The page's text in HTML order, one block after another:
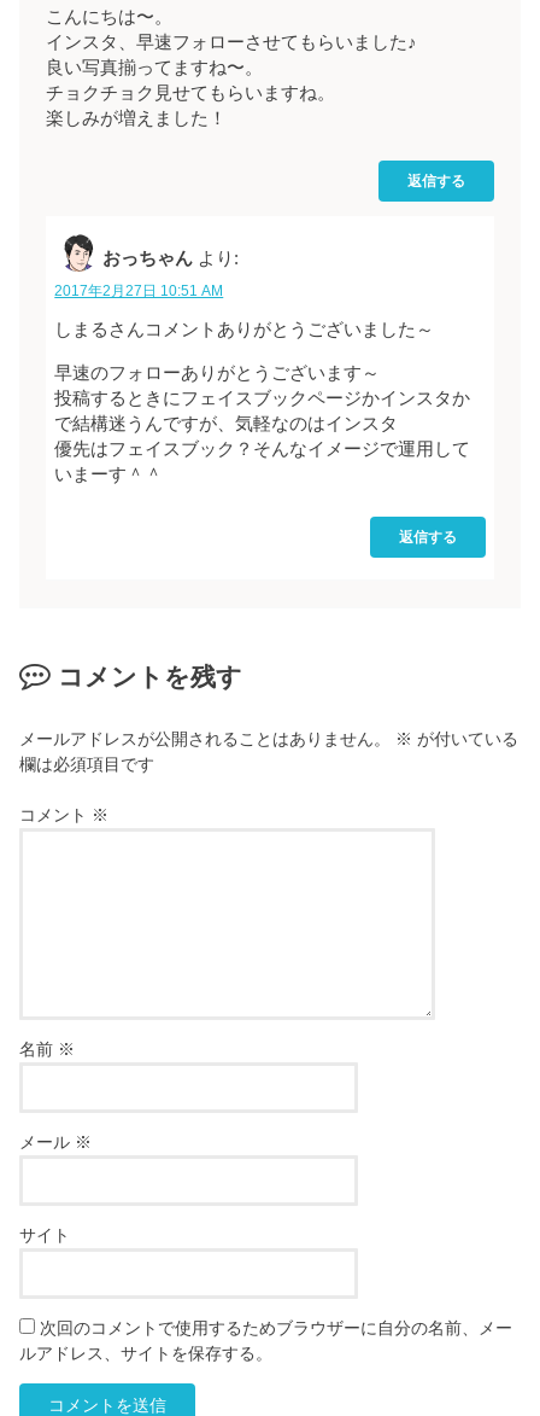
こんにちは〜。
インスタ、早速フォローさせてもらいました♪
良い写真揃ってますね〜。
チョクチョク見せてもらいますね。
楽しみが増えました！
返信する
おっちゃん より:
2017年2月27日 10:51 AM
しまるさんコメントありがとうございました～
早速のフォローありがとうございます～
投稿するときにフェイスブックページかインスタか
で結構迷うんですが、気軽なのはインスタ
優先はフェイスブック？そんなイメージで運用して
いまーす＾＾
返信する
コメントを残す
メールアドレスが公開されることはありません。 ※ が付いている
欄は必須項目です
コメント ※
名前 ※
メール ※
サイト
次回のコメントで使用するためブラウザーに自分の名前、メー
ルアドレス、サイトを保存する。